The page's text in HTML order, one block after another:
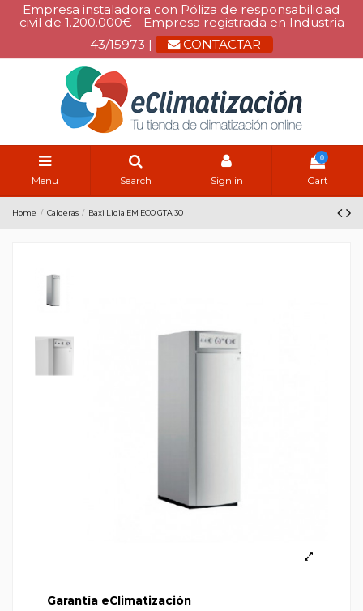
Empresa instaladora con Póliza de responsabilidad
civil de 1.200.000€ - Empresa registrada en Industria
43/15973 |
CONTACTAR
Menu Search Sign in
0
Cart
Home Calderas Baxi Lidia EM ECO GTA 30
Garantía eClimatización